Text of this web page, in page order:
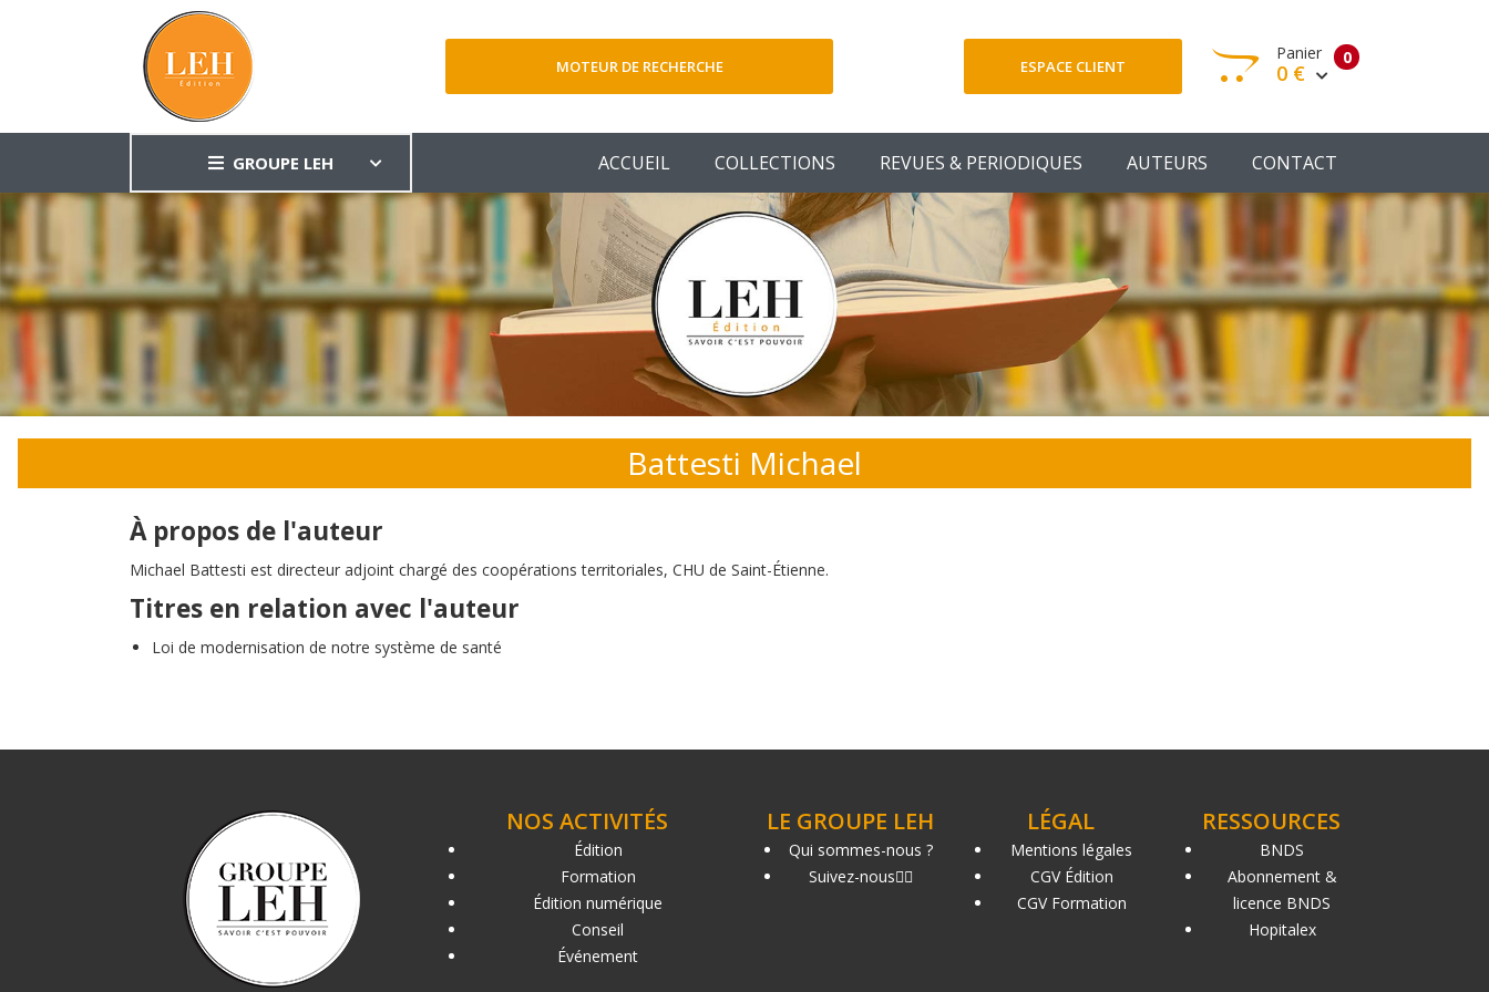
MOTEUR DE RECHERCHE ESPACE CLIENT 0
Panier
0 €
Votre panier est vide
Votre Panier
GROUPE LEH ACCUEIL COLLECTIONS REVUES & PERIODIQUES AUTEURS CONTACT
Battesti Michael
À propos de l'auteur
Michael Battesti est directeur adjoint chargé des coopérations territoriales, CHU de Saint-Étienne.
Titres en relation avec l'auteur
Loi de modernisation de notre système de santé
NOS ACTIVITÉS
Édition
Formation
Édition numérique
Conseil
Événement
LE GROUPE LEH
Qui sommes-nous ?
Suivez-nous
LÉGAL
Mentions légales
CGV Édition
CGV Formation
RESSOURCES
BNDS
Abonnement &
licence BNDS
Hopitalex